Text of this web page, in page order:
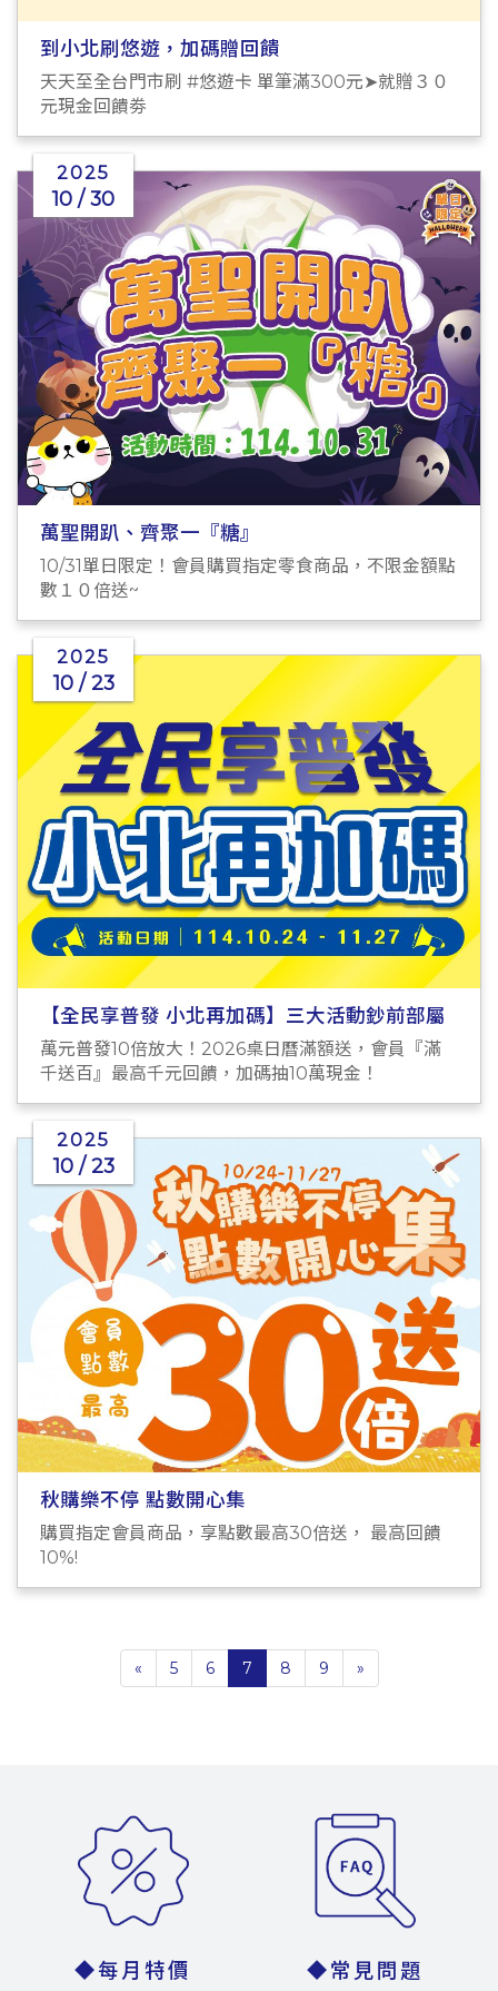
到小北刷悠遊，加碼贈回饋
天天至全台門市刷 #悠遊卡 單筆滿300元➤就贈３０
元現金回饋劵
2025
10 / 30
萬聖開趴、齊聚一『糖』
10/31單日限定！會員購買指定零食商品，不限金額點
數１０倍送~
2025
10 / 23
【全民享普發 小北再加碼】三大活動鈔前部屬
萬元普發10倍放大！2026桌日曆滿額送，會員『滿
千送百』最高千元回饋，加碼抽10萬現金！
2025
10 / 23
秋購樂不停 點數開心集
購買指定會員商品，享點數最高30倍送， 最高回饋
10%!
« 5 6 7 8 9 »
◆每月特價 ◆常見問題